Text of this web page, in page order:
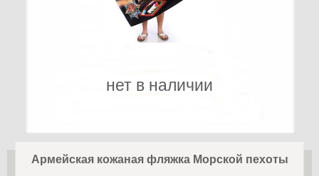
нет в наличии
Армейская кожаная фляжка Морской пехоты